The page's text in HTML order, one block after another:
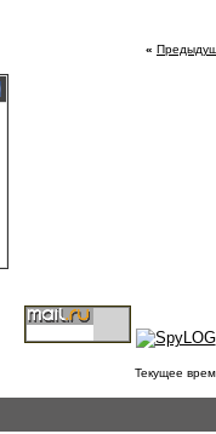
«
Текущее